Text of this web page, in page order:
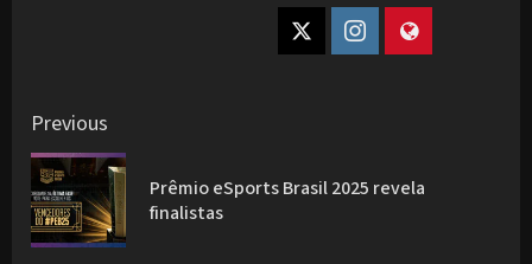
Post
navigation
Previous
Prêmio eSports Brasil 2025 revela
finalistas